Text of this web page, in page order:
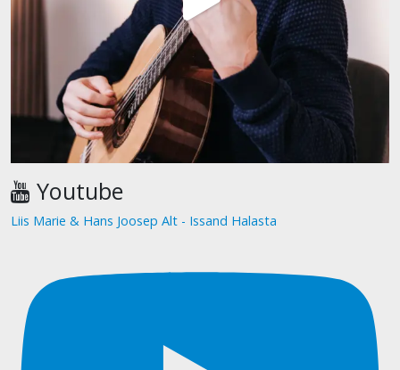
Youtube
Liis Marie & Hans Joosep Alt - Issand Halasta